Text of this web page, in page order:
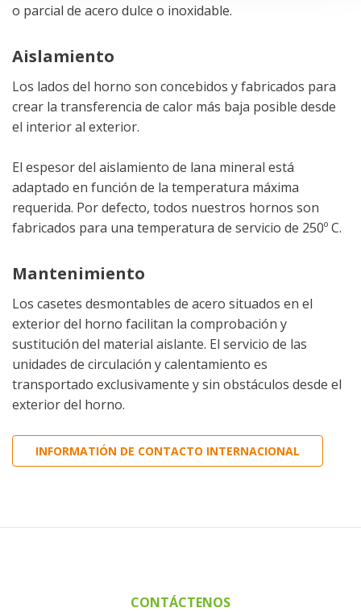
o parcial de acero dulce o inoxidable.
Aislamiento
Los lados del horno son concebidos y fabricados para
crear la transferencia de calor más baja posible desde
el interior al exterior.
El espesor del aislamiento de lana mineral está
adaptado en función de la temperatura máxima
requerida. Por defecto, todos nuestros hornos son
fabricados para una temperatura de servicio de 250º C.
Mantenimiento
Los casetes desmontables de acero situados en el
exterior del horno facilitan la comprobación y
sustitución del material aislante. El servicio de las
unidades de circulación y calentamiento es
transportado exclusivamente y sin obstáculos desde el
exterior del horno.
INFORMATIÓN DE CONTACTO INTERNACIONAL
CONTÁCTENOS